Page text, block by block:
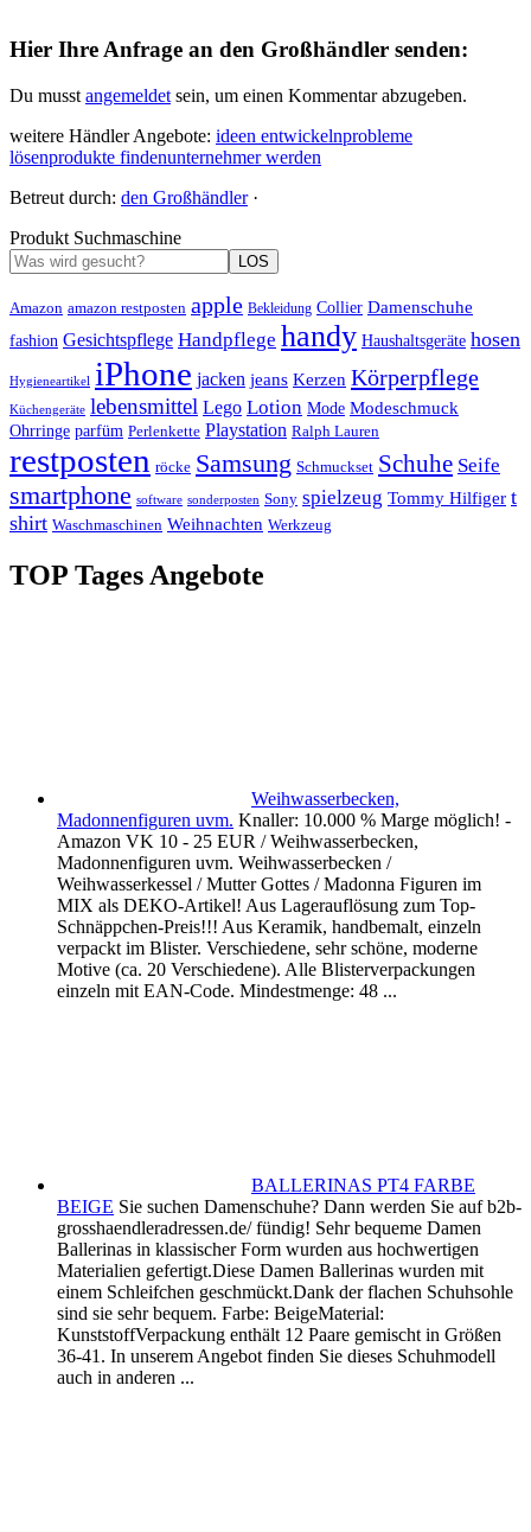
Hier Ihre Anfrage an den Großhändler senden:
Du musst angemeldet sein, um einen Kommentar abzugeben.
weitere Händler Angebote: ideen entwickelnprobleme
lösenprodukte findenunternehmer werden
Betreut durch: den Großhändler·
Produkt Suchmaschine
LOS
Amazon amazon restposten apple Bekleidung Collier Damenschuhe
fashion Gesichtspflege Handpflege handy Haushaltsgeräte hosen
Hygieneartikel iPhone jacken jeans Kerzen Körperpflege
Küchengeräte lebensmittel Lego Lotion Mode Modeschmuck
Ohrringe parfüm Perlenkette Playstation Ralph Lauren
restposten röcke Samsung Schmuckset Schuhe Seife
smartphone software sonderposten Sony spielzeug Tommy Hilfiger t
shirt Waschmaschinen Weihnachten Werkzeug
TOP Tages Angebote
Weihwasserbecken,
Madonnenfiguren uvm. Knaller: 10.000 % Marge möglich! -
Amazon VK 10 - 25 EUR / Weihwasserbecken,
Madonnenfiguren uvm. Weihwasserbecken /
Weihwasserkessel / Mutter Gottes / Madonna Figuren im
MIX als DEKO-Artikel! Aus Lagerauflösung zum Top-
Schnäppchen-Preis!!! Aus Keramik, handbemalt, einzeln
verpackt im Blister. Verschiedene, sehr schöne, moderne
Motive (ca. 20 Verschiedene). Alle Blisterverpackungen
einzeln mit EAN-Code. Mindestmenge: 48 ...
BALLERINAS PT4 FARBE
BEIGE Sie suchen Damenschuhe? Dann werden Sie auf b2b-
grosshaendleradressen.de/ fündig! Sehr bequeme Damen
Ballerinas in klassischer Form wurden aus hochwertigen
Materialien gefertigt.Diese Damen Ballerinas wurden mit
einem Schleifchen geschmückt.Dank der flachen Schuhsohle
sind sie sehr bequem. Farbe: BeigeMaterial:
KunststoffVerpackung enthält 12 Paare gemischt in Größen
36-41. In unserem Angebot finden Sie dieses Schuhmodell
auch in anderen ...